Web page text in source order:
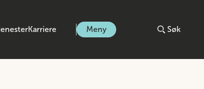
Karriere Meny Søk